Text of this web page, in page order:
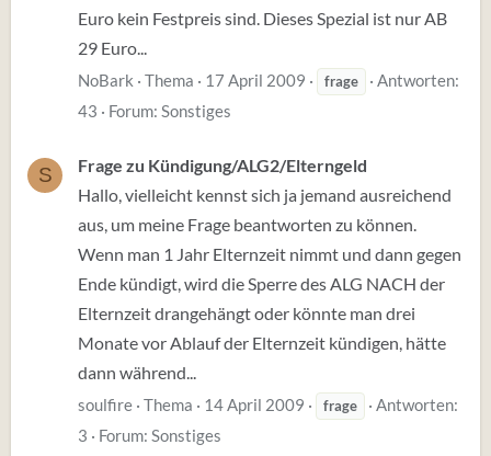
Euro kein Festpreis sind. Dieses Spezial ist nur AB
29 Euro...
NoBark Thema 17 April 2009 frage
Antworten:
43
Forum: Sonstiges
S
Frage zu Kündigung/ALG2/Elterngeld
Hallo, vielleicht kennst sich ja jemand ausreichend
aus, um meine Frage beantworten zu können.
Wenn man 1 Jahr Elternzeit nimmt und dann gegen
Ende kündigt, wird die Sperre des ALG NACH der
Elternzeit drangehängt oder könnte man drei
Monate vor Ablauf der Elternzeit kündigen, hätte
dann während...
soulfire Thema 14 April 2009 frage
Antworten:
3
Forum: Sonstiges